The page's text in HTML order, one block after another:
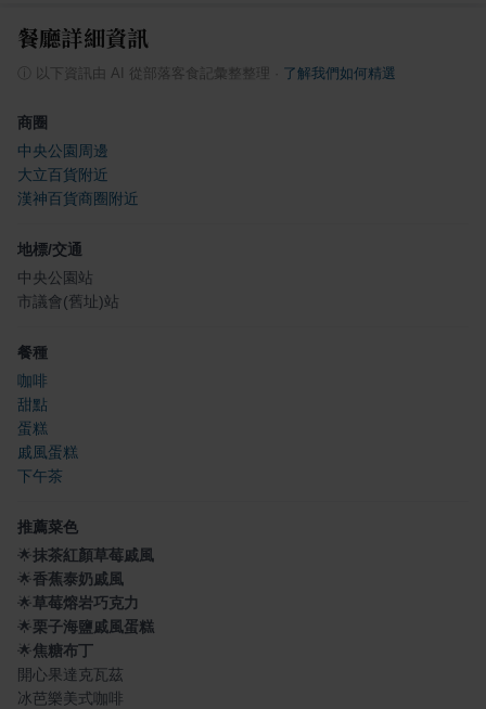
餐廳詳細資訊
以下資訊由 AI 從部落客食記彙整整理 了解我們如何精選
商圈
中央公園周邊
大立百貨附近
漢神百貨商圈附近
地標/交通
中央公園站
市議會(舊址)站
餐種
咖啡
甜點
蛋糕
戚風蛋糕
下午茶
推薦菜色
🌟抹茶紅顏草莓戚風
🌟香蕉泰奶戚風
🌟草莓熔岩巧克力
🌟栗子海鹽戚風蛋糕
🌟焦糖布丁
開心果達克瓦茲
冰芭樂美式咖啡